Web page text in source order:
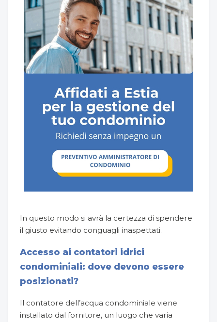
In questo modo si avrà la certezza di spendere
il giusto evitando conguagli inaspettati.
Accesso ai contatori idrici
condominiali: dove devono essere
posizionati?
Il contatore dell’acqua condominiale viene
installato dal fornitore, un luogo che varia